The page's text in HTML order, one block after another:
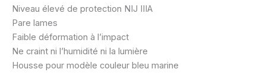
Niveau élevé de protection NIJ IIIA
Pare lames
Faible déformation à l’impact
Ne craint ni l’humidité ni la lumière
Housse pour modèle couleur bleu marine